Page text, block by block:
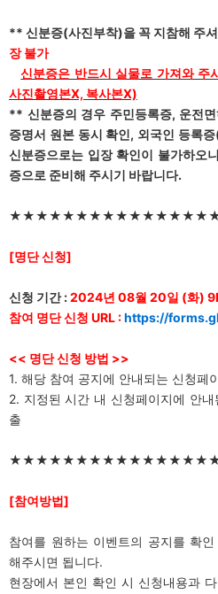
**신분증(사진부착)을 꼭 지참해 주
장 불가
신분증은 반드시 실물로 가져와 주
사진촬영본X, 복사본X)
** 신분증의 경우 주민등록증, 운전
증명서 원본 동시 확인, 외국인 등록
신분증으로는 입장 확인이 불가하오
증으로 준비해 주시기 바랍니다.
[명단 신청]
신청 기간 :2024년 08월 20일 (화)
참여 명단 신청 URL :https://
<< 명단 신청 방법 >>
1. 해당 참여 공지에 안내되는 신청페
2. 지정된 시간 내 신청페이지에 안
출
[참여방법]
참여를 원하는 이벤트의 공지를 확
해주시면 됩니다.
현장에서 본인 확인 시 신청내용과